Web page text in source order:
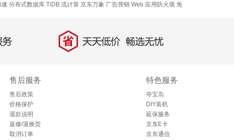
速 分布式数据库 TiDB 流计算 京东万象 广告营销 Web 应用防火墙 免
省 天天低价，畅选无忧
售后服务
售后政策
价格保护
退款说明
返修/退换货
取消订单
特色服务
夺宝岛
DIY装机
延保服务
京东E卡
京东通信